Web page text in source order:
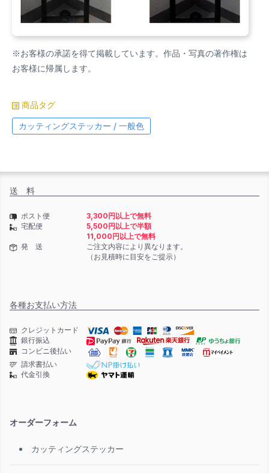
※お客様の承諾を得て掲載しています。作品・写真の著作権は
お客様に帰属します。
商品タグ
カッティングステッカー / 一般色
送 料
ポスト便
3,300円以上で無料
宅配便
5,500円以上で半額
11,000円以上で無料
発 送
ご注文内容により異なります。
（お見積時に目安をご提示）
各種お支払い方法
クレジットカード
銀行振込
コンビニ後払い
請求書払い
代金引換
オーダーフォーム
カッティングステッカー